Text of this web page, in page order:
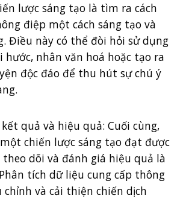
lược sáng tạo là tìm ra cách
điệp một cách sáng tạo và
Điều này có thể đòi hỏi sử dụng
hước, nhân văn hoá hoặc tạo ra
độc đáo để thu hút sự chú ý
quả và hiệu quả: Cuối cùng,
chiến lược sáng tạo đạt được
theo dõi và đánh giá hiệu quả là
tích dữ liệu cung cấp thông
và cải thiện chiến dịch